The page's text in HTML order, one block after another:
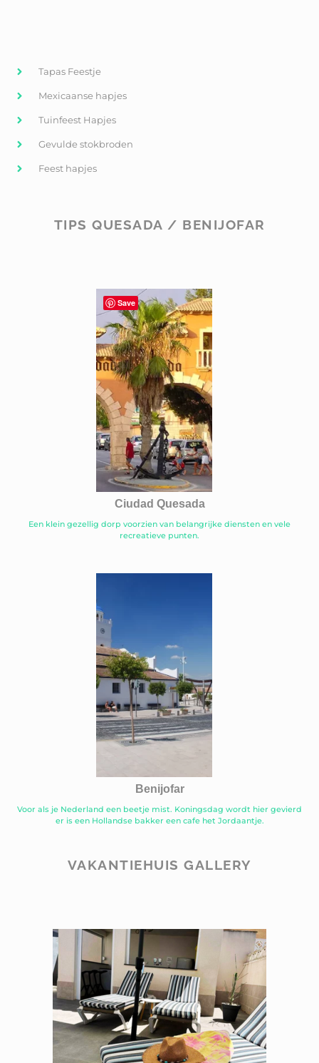
Tapas Feestje
Mexicaanse hapjes
Tuinfeest Hapjes
Gevulde stokbroden
Feest hapjes
TIPS QUESADA / BENIJOFAR
Ciudad Quesada
Een klein gezellig dorp voorzien van belangrijke diensten en vele
recreatieve punten.
Benijofar
Voor als je Nederland een beetje mist. Koningsdag wordt hier gevierd
er is een Hollandse bakker een cafe het Jordaantje.
VAKANTIEHUIS GALLERY
Save